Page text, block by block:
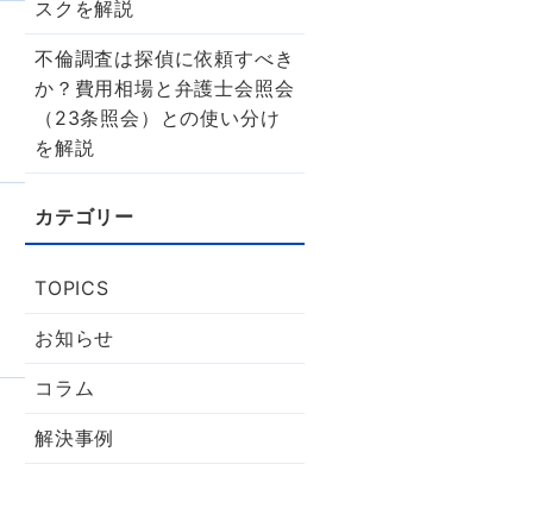
スクを解説
不倫調査は探偵に依頼すべき
か？費用相場と弁護士会照会
（23条照会）との使い分け
を解説
TOPICS
お知らせ
コラム
解決事例